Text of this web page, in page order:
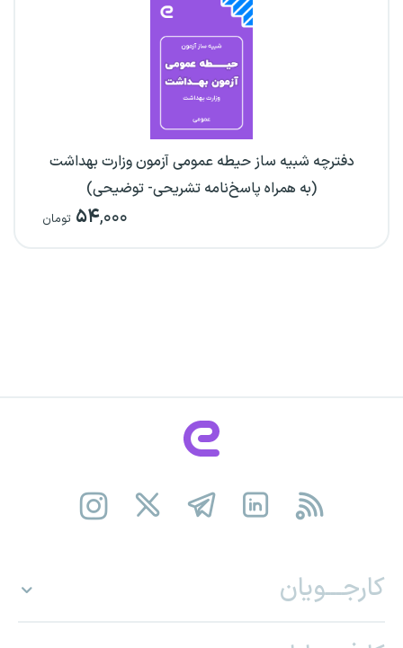
دفترچه شبیه ساز حیطه عمومی آزمون وزارت بهداشت
(به همراه پاسخ‌نامه تشریحی- توضیحی)
۵۴,۰۰۰ تومان
کارجـــویان